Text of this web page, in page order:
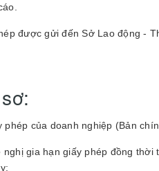
được gửi đến Sở Lao động -
của doanh nghiệp (Bản
gia hạn giấy phép đồng